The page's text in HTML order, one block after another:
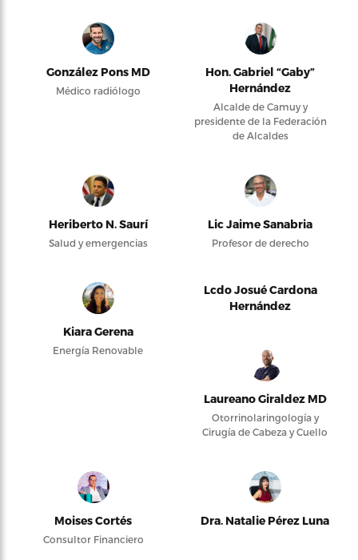
González Pons MD
Médico radiólogo
Hon. Gabriel “Gaby”
Hernández
Alcalde de Camuy y
presidente de la Federación
de Alcaldes
Heriberto N. Saurí
Salud y emergencias
Lic Jaime Sanabria
Profesor de derecho
Kiara Gerena
Energía Renovable
Lcdo Josué Cardona
Hernández
Laureano Giraldez MD
Otorrinolaringología y
Cirugía de Cabeza y Cuello
Moises Cortés
Consultor Financiero
Dra. Natalie Pérez Luna